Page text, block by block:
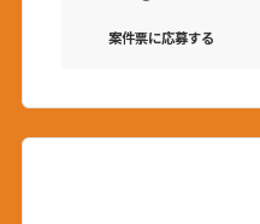
案件票に応募する